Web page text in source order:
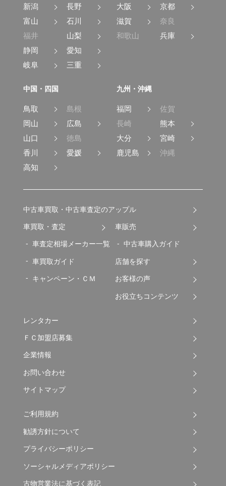
新潟
長野
富山
石川
福井
山梨
静岡
愛知
岐阜
三重
大阪
京都
滋賀
奈良
和歌山
兵庫
中国・四国
鳥取
島根
岡山
広島
山口
徳島
香川
愛媛
高知
九州・沖縄
福岡
佐賀
長崎
熊本
大分
宮崎
鹿児島
沖縄
中古車買取・中古車査定のアップル
車買取・査定
車査定相場メーカー一覧
車買取ガイド
キャンペーン・ＣＭ
車販売
中古車購入ガイド
店舗を探す
お客様の声
お役立ちコンテンツ
レンタカー
ＦＣ加盟店募集
企業情報
お問い合わせ
サイトマップ
ご利用規約
勧誘方針について
プライバシーポリシー
ソーシャルメディアポリシー
古物営業法に基づく表記